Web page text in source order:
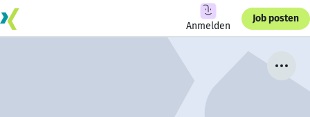
Anmelden
Job posten